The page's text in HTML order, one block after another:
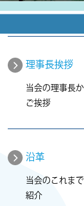
理事長挨拶
当会の理事長
ご挨拶
沿革
当会のこれま
紹介